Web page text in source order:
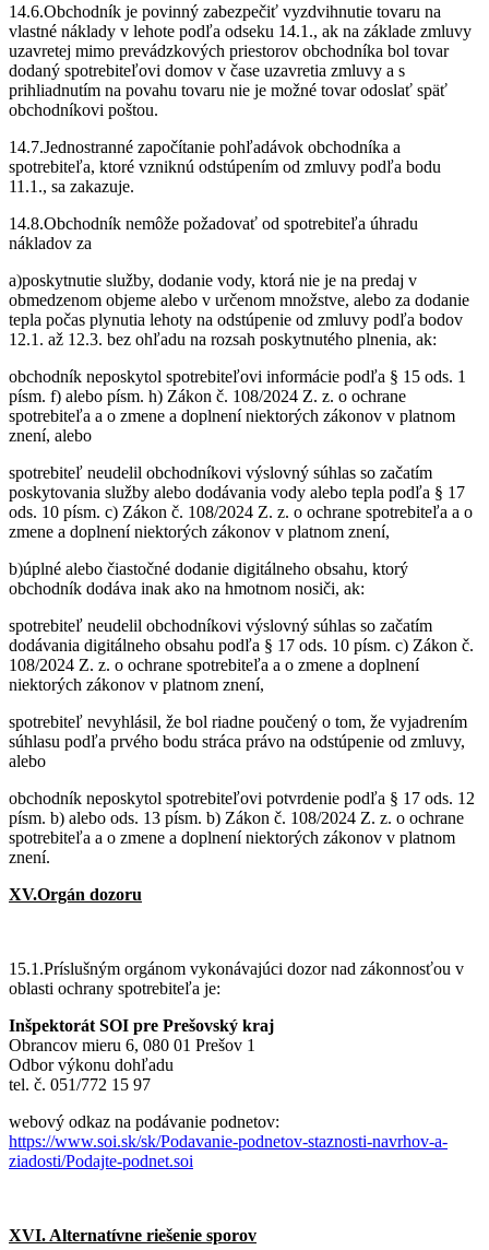
14.6.Obchodník je povinný zabezpečiť vyzdvihnutie tovaru na
vlastné náklady v lehote podľa odseku 14.1., ak na základe zmluvy
uzavretej mimo prevádzkových priestorov obchodníka bol tovar
dodaný spotrebiteľovi domov v čase uzavretia zmluvy a s
prihliadnutím na povahu tovaru nie je možné tovar odoslať späť
obchodníkovi poštou.
14.7.Jednostranné započítanie pohľadávok obchodníka a
spotrebiteľa, ktoré vzniknú odstúpením od zmluvy podľa bodu
11.1., sa zakazuje.
14.8.Obchodník nemôže požadovať od spotrebiteľa úhradu
nákladov za
a)poskytnutie služby, dodanie vody, ktorá nie je na predaj v
obmedzenom objeme alebo v určenom množstve, alebo za dodanie
tepla počas plynutia lehoty na odstúpenie od zmluvy podľa bodov
12.1. až 12.3. bez ohľadu na rozsah poskytnutého plnenia, ak:
obchodník neposkytol spotrebiteľovi informácie podľa § 15 ods. 1
písm. f) alebo písm. h) Zákon č. 108/2024 Z. z. o ochrane
spotrebiteľa a o zmene a doplnení niektorých zákonov v platnom
znení, alebo
spotrebiteľ neudelil obchodníkovi výslovný súhlas so začatím
poskytovania služby alebo dodávania vody alebo tepla podľa § 17
ods. 10 písm. c) Zákon č. 108/2024 Z. z. o ochrane spotrebiteľa a o
zmene a doplnení niektorých zákonov v platnom znení,
b)úplné alebo čiastočné dodanie digitálneho obsahu, ktorý
obchodník dodáva inak ako na hmotnom nosiči, ak:
spotrebiteľ neudelil obchodníkovi výslovný súhlas so začatím
dodávania digitálneho obsahu podľa § 17 ods. 10 písm. c) Zákon č.
108/2024 Z. z. o ochrane spotrebiteľa a o zmene a doplnení
niektorých zákonov v platnom znení,
spotrebiteľ nevyhlásil, že bol riadne poučený o tom, že vyjadrením
súhlasu podľa prvého bodu stráca právo na odstúpenie od zmluvy,
alebo
obchodník neposkytol spotrebiteľovi potvrdenie podľa § 17 ods. 12
písm. b) alebo ods. 13 písm. b) Zákon č. 108/2024 Z. z. o ochrane
spotrebiteľa a o zmene a doplnení niektorých zákonov v platnom
znení.
XV.Orgán dozoru
15.1.Príslušným orgánom vykonávajúci dozor nad zákonnosťou v
oblasti ochrany spotrebiteľa je:
Inšpektorát SOI pre Prešovský kraj
Obrancov mieru 6, 080 01 Prešov 1
Odbor výkonu dohľadu
tel. č. 051/772 15 97
webový odkaz na podávanie podnetov:
https://www.soi.sk/sk/Podavanie-podnetov-staznosti-navrhov-a-
ziadosti/Podajte-podnet.soi
XVI. Alternatívne riešenie sporov